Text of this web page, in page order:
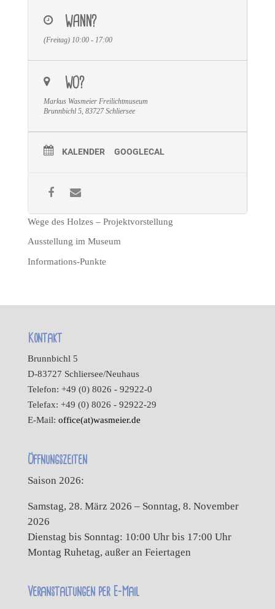
WANN?
(Freitag) 10:00 - 17:00
WO?
Markus Wasmeier Freilichtmuseum
Brunnbichl 5, 83727 Schliersee
KALENDER GOOGLECAL
Wege des Holzes – Projektvorstellung
Ausstellung im Museum
Informations-Punkte
Kontakt
Brunnbichl 5
D-83727 Schliersee/Neuhaus
Telefon: +49 (0) 8026 - 92922-0
Telefax: +49 (0) 8026 - 92922-29
E-Mail: office(at)wasmeier.de
Öffnungszeiten
Saison 2026:
Samstag, 28. März 2026 – Sonntag, 8. November
2026
Dienstag bis Sonntag: 10:00 Uhr bis 17:00 Uhr
Montag Ruhetag, außer an Feiertagen
Veranstaltungen per E-Mail